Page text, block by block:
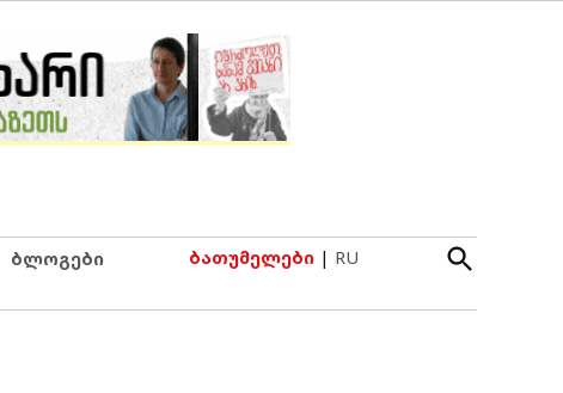
ბლოგები ბათუმელები | RU
Open
Search